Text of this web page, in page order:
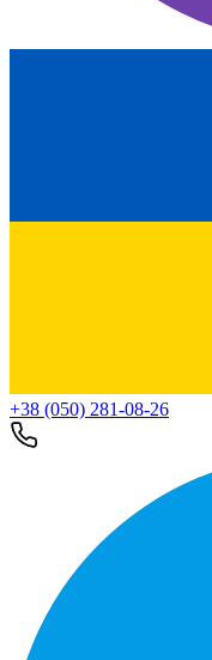
+38 (050) 281-08-26